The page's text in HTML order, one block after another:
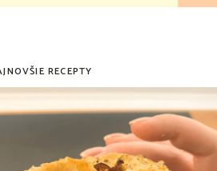
RECEPTY